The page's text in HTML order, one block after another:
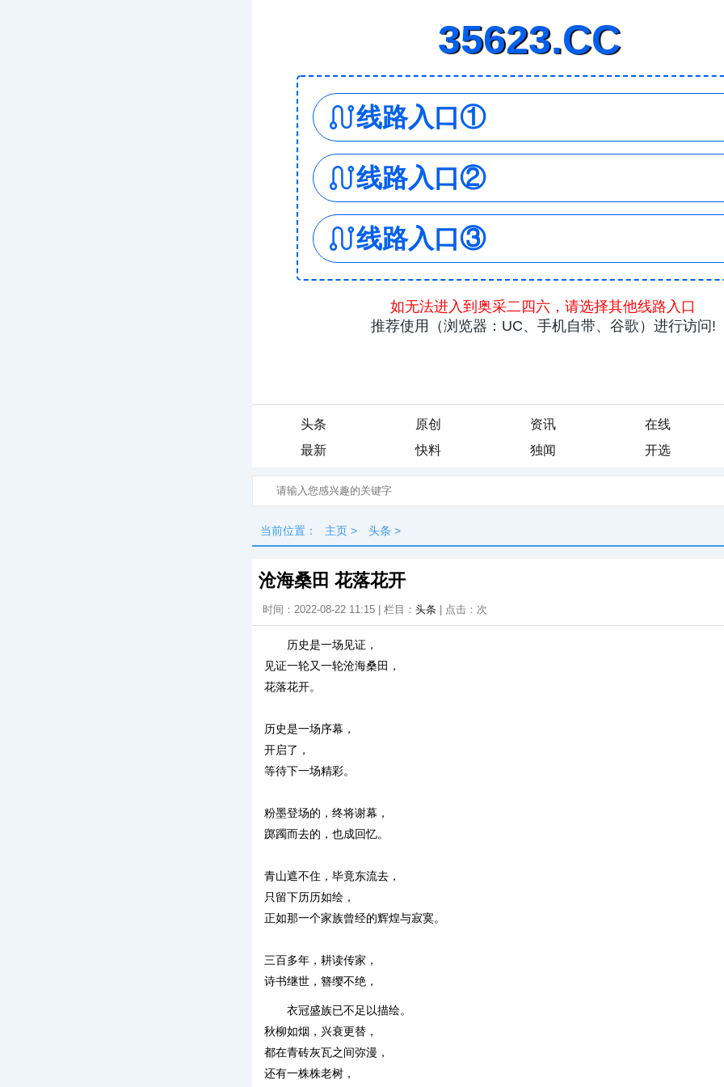
头条 原创 资讯
在线
最新
快料 独闻 开选
当前位置： 主页 > 头条 >
沧海桑田 花落花开
时间：2022-08-22 11:15 | 栏目： 头条 | 点击： 次
历史是一场见证，
见证一轮又一轮沧海桑田，
花落花开。
历史是一场序幕，
开启了，
等待下一场精彩。
粉墨登场的，终将谢幕，
踯躅而去的，也成回忆。
青山遮不住，毕竟东流去，
只留下历历如绘，
正如那一个家族曾经的辉煌与寂寞。
三百多年，耕读传家，
诗书继世，簪缨不绝，
衣冠盛族已不足以描绘。
秋柳如烟，兴衰更替，
都在青砖灰瓦之间弥漫，
还有一株株老树，